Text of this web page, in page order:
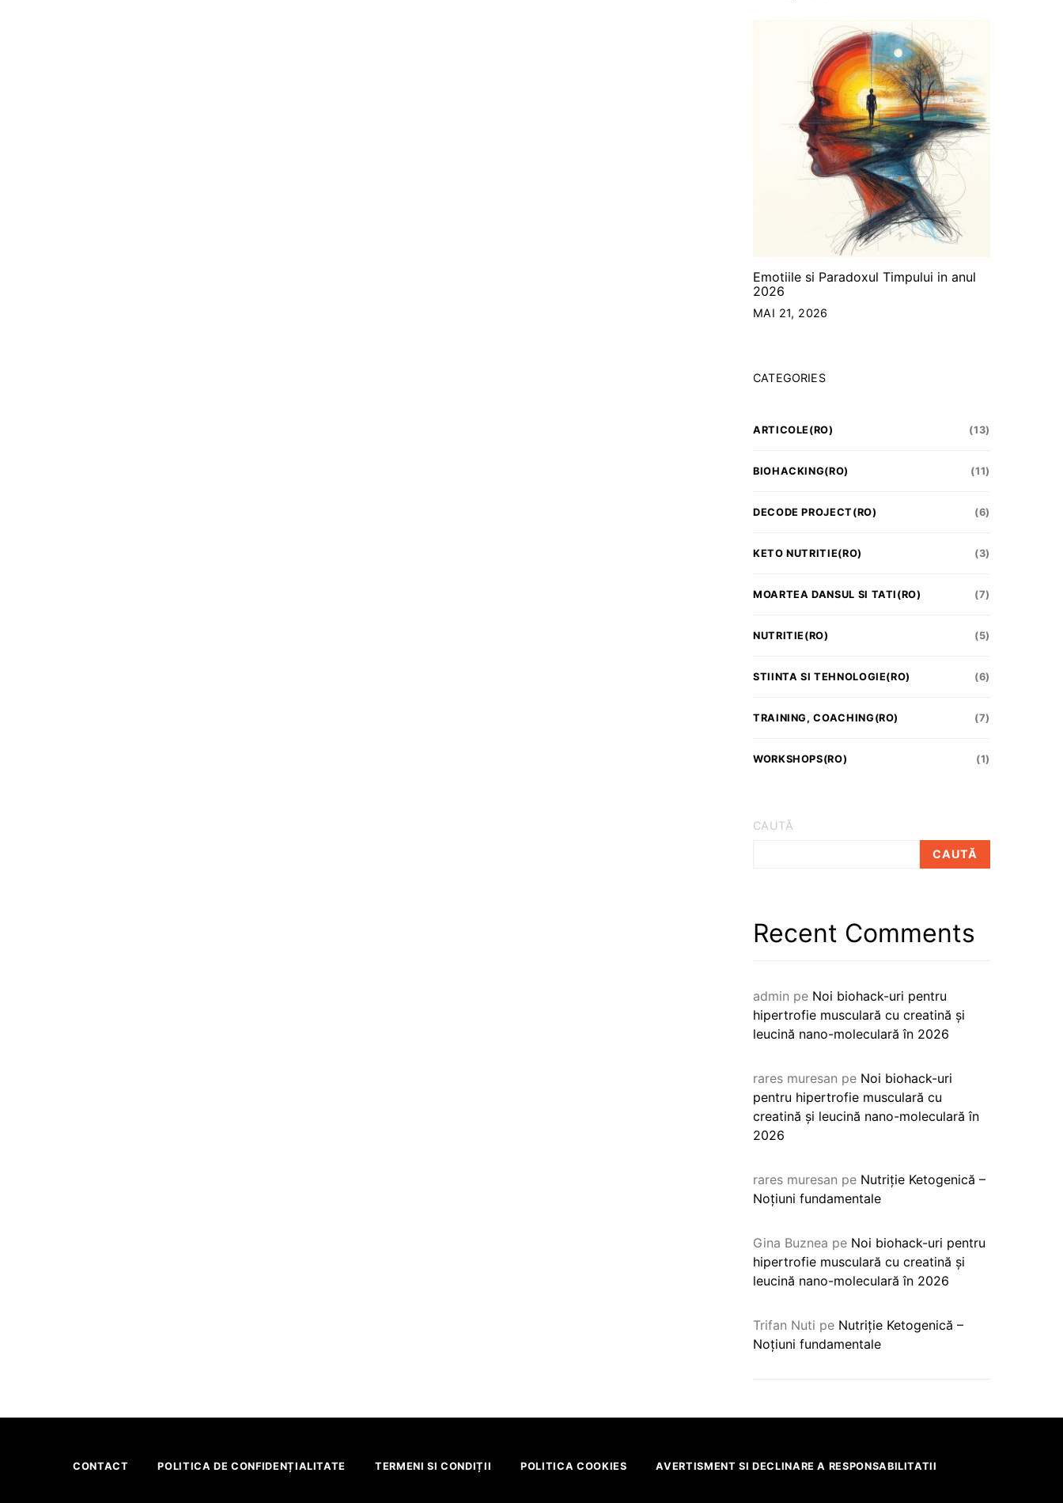
Emotiile si Paradoxul Timpului in anul
2026
MAI 21, 2026
CATEGORIES
ARTICOLE(RO) (13)
BIOHACKING(RO) (11)
DECODE PROJECT(RO) (6)
KETO NUTRITIE(RO) (3)
MOARTEA DANSUL SI TATI(RO) (7)
NUTRITIE(RO) (5)
STIINTA SI TEHNOLOGIE(RO) (6)
TRAINING, COACHING(RO) (7)
WORKSHOPS(RO) (1)
CAUTĂ
CAUTĂ
Recent Comments
admin pe Noi biohack-uri pentru
hipertrofie musculară cu creatină și
leucină nano-moleculară în 2026
rares muresan pe Noi biohack-uri
pentru hipertrofie musculară cu
creatină și leucină nano-moleculară în
2026
rares muresan pe Nutriție Ketogenică –
Noțiuni fundamentale
Gina Buznea pe Noi biohack-uri pentru
hipertrofie musculară cu creatină și
leucină nano-moleculară în 2026
Trifan Nuti pe Nutriție Ketogenică –
Noțiuni fundamentale
CONTACT POLITICA DE CONFIDENȚIALITATE TERMENI SI CONDIȚII POLITICA COOKIES AVERTISMENT SI DECLINARE A RESPONSABILITATII